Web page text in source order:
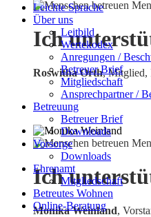
Ich
Roswitha Orth, Mitglied,
Ich
Monika Weinland,
Leichte Sprache
Über uns
Leitbild
Wertekodex
Anregungen /
Betreuer Brief
Mitgliedschaft
Ansprechpartner /
Betreuung
Betreuer Brief
Downloads
Vorsorge
Downloads
Ehrenamt
Mitgliedschaft
Betreutes Wohnen
Online-Beratung